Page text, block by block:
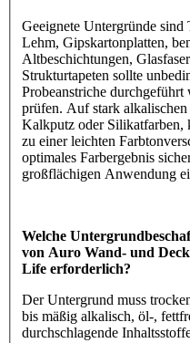
Geeignete Untergründe
Lehm, Gipskartonplatten,
Altbeschichtungen,
Strukturtapeten sollte
Probeanstriche
prüfen. Auf stark
Kalkputz oder Silikatfarben,
zu einer leichten
optimales Farbergebnis
großflächigen Anwendung
Welche
von Auro Wand- und
Life erforderlich?
Der Untergrund muss
bis mäßig alkalisch, öl-,
durchschlagende